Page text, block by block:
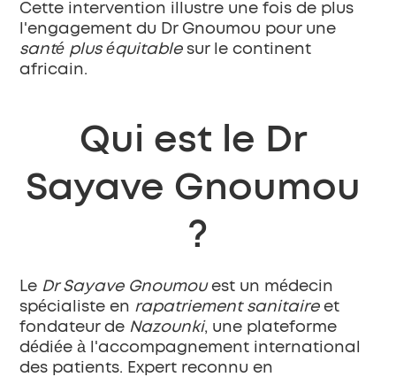
Cette intervention illustre une fois de plus
santé plus équitable sur le continent
africain.
Qui est le Dr
Sayave Gnoumou
?
Le Dr Sayave Gnoumou est un médecin
spécialiste en rapatriement sanitaire et
fondateur de Nazounki, une plateforme
dédiée à l'accompagnement international
des patients. Expert reconnu en